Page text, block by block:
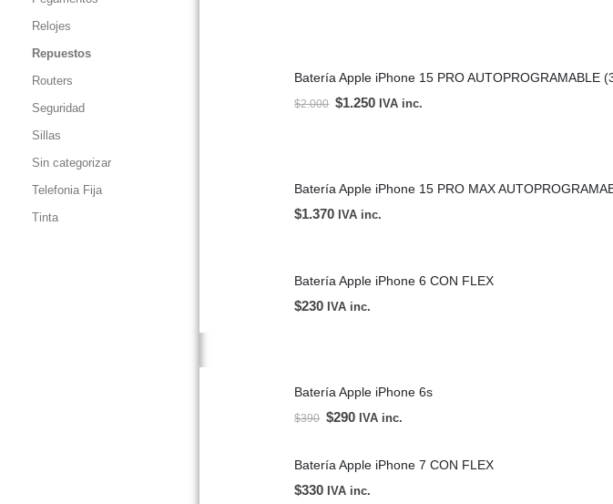
Relojes
Repuestos
Routers
Seguridad
Sillas
Sin categorizar
Telefonia Fija
Tinta
Batería Apple iPhone 15 PRO AUTOPROGRAMABLE
$2.000 $1.250 IVA inc.
$1.370 IVA inc.
Batería Apple iPhone 6 CON FLEX
$230 IVA inc.
Batería Apple iPhone 6s
$390 $290 IVA inc.
Batería Apple iPhone 7 CON FLEX
$330 IVA inc.